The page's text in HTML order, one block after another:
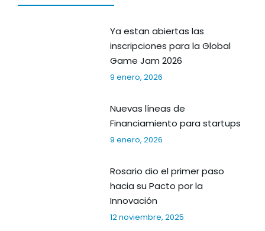
Ya estan abiertas las
inscripciones para la Global
Game Jam 2026
9 enero, 2026
Nuevas líneas de
Financiamiento para startups
9 enero, 2026
Rosario dio el primer paso
hacia su Pacto por la
Innovación
12 noviembre, 2025